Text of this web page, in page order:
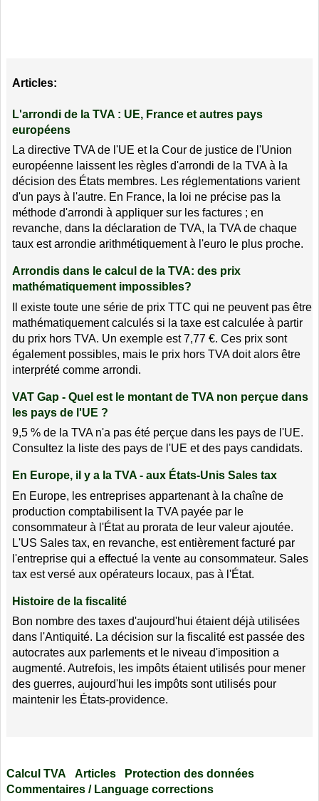
Articles:
L'arrondi de la TVA : UE, France et autres pays
européens
La directive TVA de l'UE et la Cour de justice de l'Union
européenne laissent les règles d'arrondi de la TVA à la
décision des États membres. Les réglementations varient
d'un pays à l'autre. En France, la loi ne précise pas la
méthode d'arrondi à appliquer sur les factures ; en
revanche, dans la déclaration de TVA, la TVA de chaque
taux est arrondie arithmétiquement à l'euro le plus proche.
Arrondis dans le calcul de la TVA: des prix
mathématiquement impossibles?
Il existe toute une série de prix TTC qui ne peuvent pas être
mathématiquement calculés si la taxe est calculée à partir
du prix hors TVA. Un exemple est 7,77 €. Ces prix sont
également possibles, mais le prix hors TVA doit alors être
interprété comme arrondi.
VAT Gap - Quel est le montant de TVA non perçue dans
les pays de l'UE ?
9,5 % de la TVA n'a pas été perçue dans les pays de l'UE.
Consultez la liste des pays de l'UE et des pays candidats.
En Europe, il y a la TVA - aux États-Unis Sales tax
En Europe, les entreprises appartenant à la chaîne de
production comptabilisent la TVA payée par le
consommateur à l'État au prorata de leur valeur ajoutée.
L'US Sales tax, en revanche, est entièrement facturé par
l'entreprise qui a effectué la vente au consommateur. Sales
tax est versé aux opérateurs locaux, pas à l'État.
Histoire de la fiscalité
Bon nombre des taxes d'aujourd'hui étaient déjà utilisées
dans l'Antiquité. La décision sur la fiscalité est passée des
autocrates aux parlements et le niveau d'imposition a
augmenté. Autrefois, les impôts étaient utilisés pour mener
des guerres, aujourd'hui les impôts sont utilisés pour
maintenir les États-providence.
Calcul TVA Articles
Protection des données
Commentaires / Language corrections